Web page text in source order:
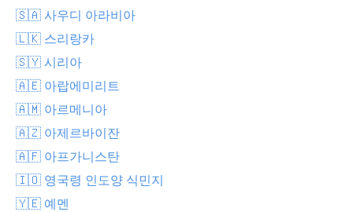
🇸🇦 사우디 아라비아
🇱🇰 스리랑카
🇸🇾 시리아
🇦🇪 아랍에미리트
🇦🇲 아르메니아
🇦🇿 아제르바이잔
🇦🇫 아프가니스탄
🇮🇴 영국령 인도양 식민지
🇾🇪 예멘